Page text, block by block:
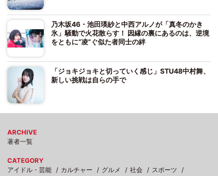
乃木坂46・池田瑛紗と中西アルノが「真冬のかき
氷」騒動で火花散らす！ 因縁の裏にあるのは、逆境
をともに“凌”ぐ似た者同士の絆
「ジョキジョキと切っていく感じ」STU48中村舞、
新しい挑戦は自らの手で
ARCHIVE
著者一覧
CATEGORY
アイドル・芸能
カルチャー グルメ 社会
スポーツ